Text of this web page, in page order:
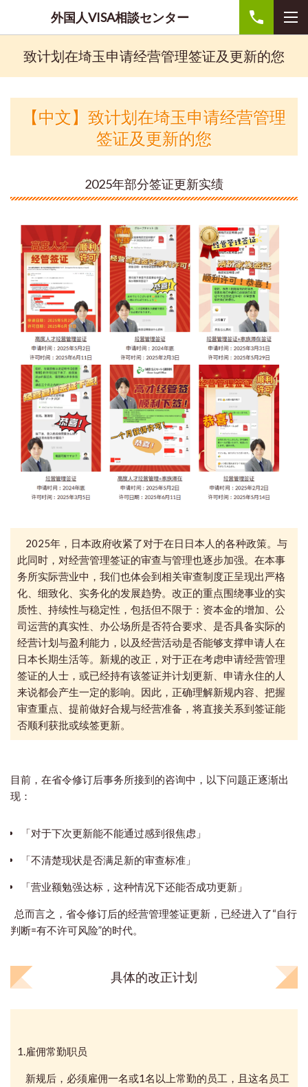
外国人VISA相談センター
致计划在埼玉申请经营管理签证及更新的您
【中文】致计划在埼玉申请经营管理
签证及更新的您
2025年部分签证更新实绩
2025年，日本政府收紧了对于在日日本人的各种政策。与
此同时， 对经营管理签证的审查与管理也逐步加强。在本事
务所实际营业中，我们也体会到相关审查制度正呈现出严格
化、细致化、实务化的发展趋势。 改正的重点围绕事业的实
质性、持续性与稳定性，包括但不限于：资本金的增加、公
司运营的真实性、办公场所是否符合要求、是否具备实际的
经营计划与盈利能力，以及经营活动是否能够支撑申请人在
日本长期生活等。新规的改正， 对于正在考虑申请经营管理
签证的人士，或已经持有该签证并计划更新、申请永住的人
来说都会产生一定的影响。因此，正确理解新规内容、把握
审查重点、提前做好合规与经营准备，将直接关系到签证能
否顺利获批或续签更新。
目前，在省令修订后事务所接到的咨询中，以下问题正逐渐出
现：
「对于下次更新能不能通过感到很焦虑」
「不清楚现状是否满足新的审查标准」
「营业额勉强达标，这种情况下还能否成功更新」
总而言之，省令修订后的经营管理签证更新，已经进入了“自行
判断=有不许可风险”的时代。
具体的改正计划
1.雇佣常勤职员
新规后，必须雇佣一名或1名以上常勤的员工，且这名员工